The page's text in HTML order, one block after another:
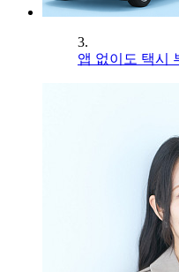
3.
앱 없이도 택시